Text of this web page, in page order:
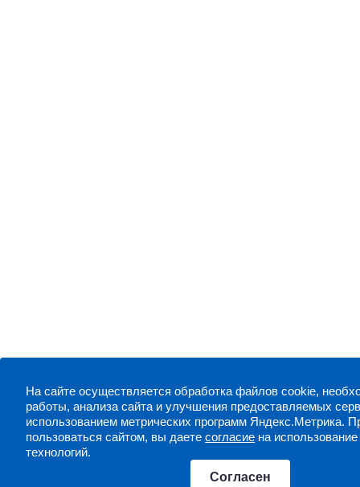
На сайте осуществляется обработка файлов cookie, необходимых для
работы, анализа сайта и улучшения предоставляемых
использованием метрических программ Яндекс.Метрика.
пользоваться сайтом, вы даетесогласие на
технологий.
Согласен